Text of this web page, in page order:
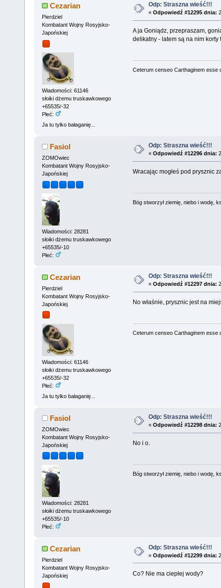
Cezarian
Pierdziel
Kombatant Wojny Rosyjsko-
Japońskiej
Wiadomości: 61146
słoiki dżemu truskawkowego
+65535/-32
Płeć:
Ja tu tylko bałaganię...
Odp: Straszna wieść!!!
« Odpowiedź #12295 dnia:
A ja Goniądz, przepraszam,
delikatny - latem są na nim
Ceterum censeo Carthaginem esse
Fasiol
ZOMOwiec
Kombatant Wojny Rosyjsko-
Japońskiej
Wiadomości: 28281
słoiki dżemu truskawkowego
+65535/-10
Płeć:
Odp: Straszna wieść!!!
« Odpowiedź #12296 dnia:
Wracając mogłeś pod prysznic
Bóg stworzył ziemię, niebo i wodę,
Cezarian
Pierdziel
Kombatant Wojny Rosyjsko-
Japońskiej
Wiadomości: 61146
słoiki dżemu truskawkowego
+65535/-32
Płeć:
Ja tu tylko bałaganię...
Odp: Straszna wieść!!!
« Odpowiedź #12297 dnia:
No właśnie, prysznic jest na
Ceterum censeo Carthaginem esse
Fasiol
ZOMOwiec
Kombatant Wojny Rosyjsko-
Japońskiej
Wiadomości: 28281
słoiki dżemu truskawkowego
+65535/-10
Płeć:
Odp: Straszna wieść!!!
« Odpowiedź #12298 dnia:
No i o.
Bóg stworzył ziemię, niebo i wodę,
Cezarian
Pierdziel
Kombatant Wojny Rosyjsko-
Japońskiej
Odp: Straszna wieść!!!
« Odpowiedź #12299 dnia:
Co? Nie ma ciepłej wody?